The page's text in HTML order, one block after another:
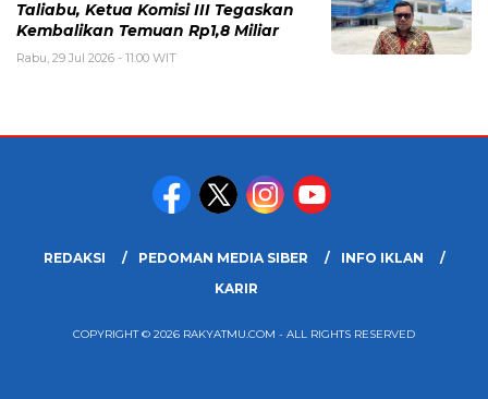
Taliabu, Ketua Komisi III Tegaskan
Kembalikan Temuan Rp1,8 Miliar
Rabu, 29 Jul 2026 - 11:00 WIT
REDAKSI PEDOMAN MEDIA SIBER
INFO IKLAN
KARIR
COPYRIGHT © 2026 RAKYATMU.COM - ALL RIGHTS RESERVED